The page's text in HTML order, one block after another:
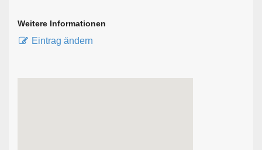
Weitere Informationen
Eintrag ändern